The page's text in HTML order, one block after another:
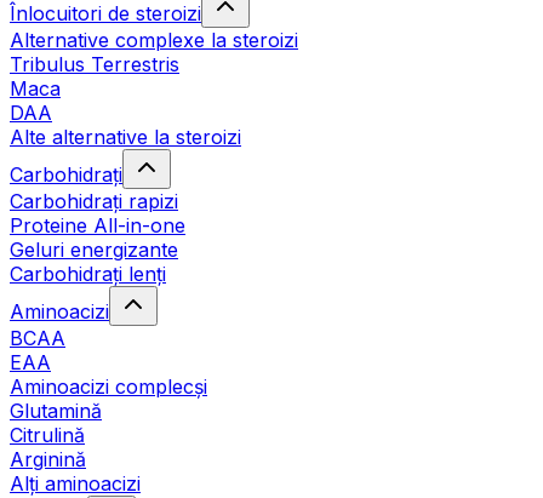
Înlocuitori de steroizi
Alternative complexe la steroizi
Tribulus Terrestris
Maca
DAA
Alte alternative la steroizi
Carbohidrați
Carbohidrați rapizi
Proteine All-in-one
Geluri energizante
Carbohidrați lenți
Aminoacizi
BCAA
EAA
Aminoacizi complecși
Glutamină
Citrulină
Arginină
Alți aminoacizi